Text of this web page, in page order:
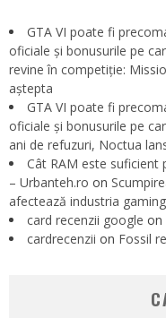
GTA VI poate fi
oficiale și bonusurile pe
revine în competiție:
aștepta
GTA VI poate fi
oficiale și bonusurile pe
ani de refuzuri, Noctua
Cât RAM este suficient
– Urbanteh.ro on
afectează industria
card recenzii google on
cardrecenzii on Fossil